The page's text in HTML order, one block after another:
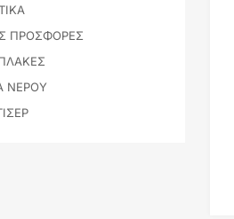
ΠΡΟΣΦΟΡΕΣ
ΝΕΡΟΥ